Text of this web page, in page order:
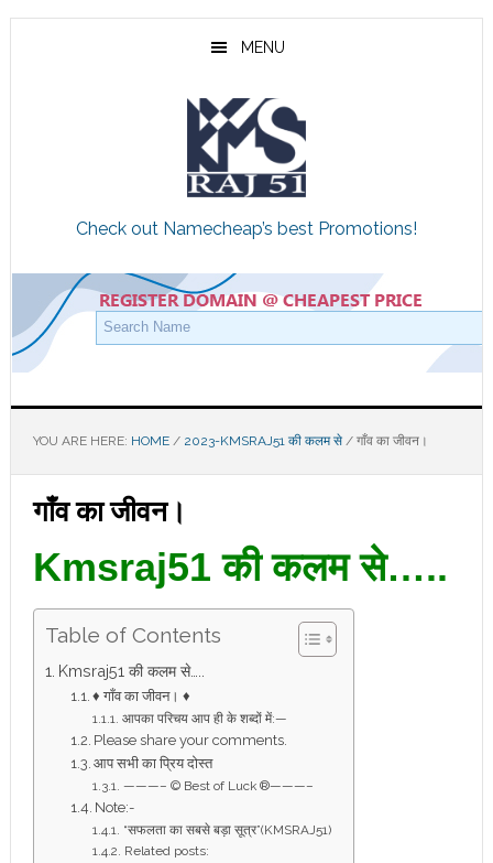
Skip
Skip
Skip
MENU
Check out Namecheap’s best Promotions!
YOU ARE HERE: HOME / 2023-KMSRAJ51 की कलम से /गाँव का जीवन।
गाँव का जीवन।
Kmsraj51 की कलम से…..
Table of Contents
Kmsraj51 की कलम से…..
♦ गाँव का जीवन। ♦
आपका परिचय आप ही के शब्दों में:—
Please share your comments.
आप सभी का प्रिय दोस्त
———– © Best of Luck ®———–
Note:-
“सफलता का सबसे बड़ा सूत्र”(KMSRAJ51)
Related posts: